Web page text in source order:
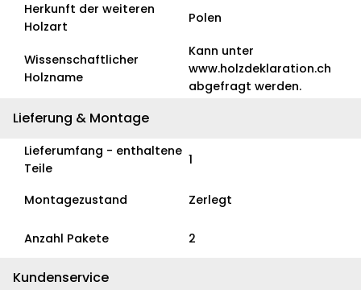
Herkunft der weiteren
Holzart
Polen
Wissenschaftlicher
Holzname
Kann unter
www.holzdeklaration.ch
abgefragt werden.
Lieferung & Montage
Lieferumfang - enthaltene
Teile
1
Montagezustand Zerlegt
Anzahl Pakete 2
Kundenservice